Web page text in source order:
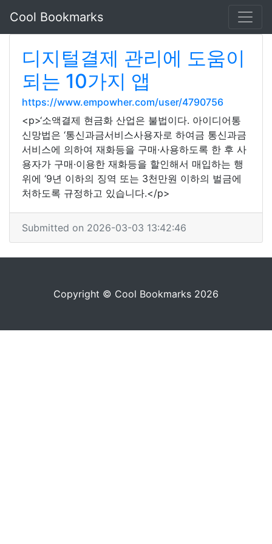
Cool Bookmarks
디지털결제 관리에 도움이
되는 10가지 앱
https://www.empowher.com/user/4790756
<p>‘소액결제 현금화 산업은 불법이다. 아이디어통
신망법은 ‘통신과금서비스사용자로 하여금 통신과금
서비스에 의하여 재화등을 구매·사용하도록 한 후 사
용자가 구매·이용한 재화등을 할인해서 매입하는 행
위에 ‘9년 이하의 징역 또는 3천만원 이하의 벌금에
처하도록 규정하고 있습니다.</p>
Submitted on 2026-03-03 13:42:46
Copyright © Cool Bookmarks 2026